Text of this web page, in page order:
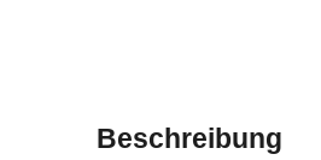
Beschreibung